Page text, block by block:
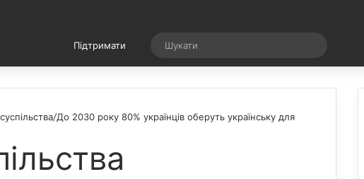
Підтримати Випадкова стаття
/До 2030 року 80% українців оберуть українську для